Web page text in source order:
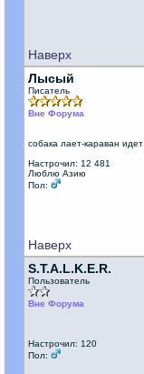
Наверх
Лысый
Писатель
Вне Форума
собака лает-караван идет
Настрочил: 12 481
Люблю Азию
Пол:
Наверх
S.T.A.L.K.E.R.
Пользователь
Вне Форума
Настрочил: 120
Пол: